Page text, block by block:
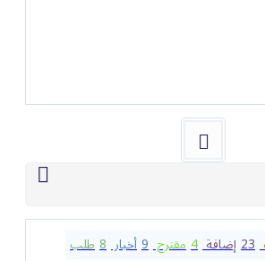
23إضافة4 مقترح 9 أخبار8 طلب